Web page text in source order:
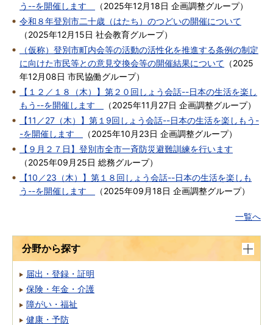
う--を開催します
（2025年12月18日 企画調整グループ）
令和８年登別市二十歳（はたち）のつどいの開催について
（2025年12月15日 社会教育グループ）
（仮称）登別市町内会等の活動の活性化を推進する条例の制定
に向けた市民等との意見交換会等の開催結果について （2025
年12月08日 市民協働グループ）
【１２／１８（木）】第２０回しょう会話--日本の生活を楽し
もう--を開催します
（2025年11月27日 企画調整グループ）
【11／27（木）】第１9回しょう会話--日本の生活を楽しもう-
-を開催します
（2025年10月23日 企画調整グループ）
【９月２７日】登別市全市一斉防災避難訓練を行います
（2025年09月25日 総務グループ）
【10／23（木）】第１８回しょう会話--日本の生活を楽しも
う--を開催します
（2025年09月18日 企画調整グループ）
一覧へ
分野から探す
届出・登録・証明
保険・年金・介護
障がい・福祉
健康・予防